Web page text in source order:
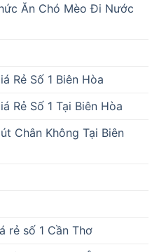
Ăn Chó Mèo Đi Nước
Rẻ Số 1 Biên Hòa
Rẻ Số 1 Tại Biên Hòa
Chân Không Tại Biên
rẻ số 1 Cần Thơ